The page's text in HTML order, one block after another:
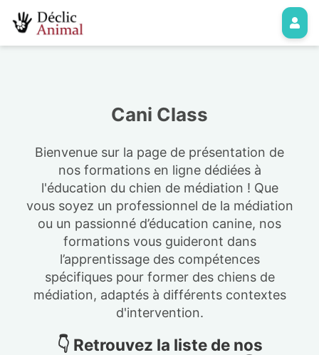
Cani Class
Bienvenue sur la page de présentation de
nos formations en ligne dédiées à
l'éducation du chien de médiation ! Que
vous soyez un professionnel de la médiation
ou un passionné d’éducation canine, nos
formations vous guideront dans
l’apprentissage des compétences
spécifiques pour former des chiens de
médiation, adaptés à différents contextes
d'intervention.
👇 Retrouvez la liste de nos